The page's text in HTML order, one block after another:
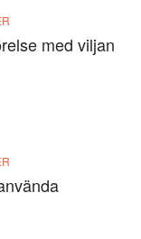
med viljan